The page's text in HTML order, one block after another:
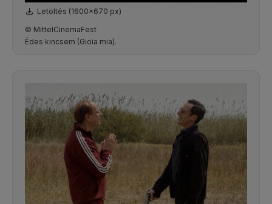
Letöltés (1600x670 px)
© MittelCinemaFest
Édes kincsem (Gioia mia).